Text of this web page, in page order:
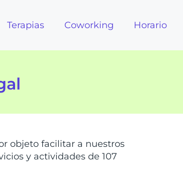
Terapias Coworking Horario
objeto facilitar a nuestros
y actividades de 107